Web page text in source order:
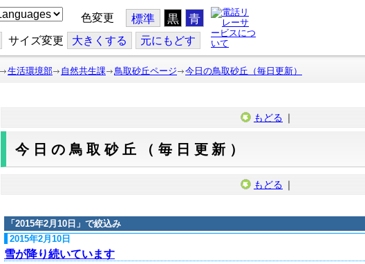
色変更 標準 黒 青
サイズ変更 大きくする 元にもどす
生活環境部 自然共生課 鳥取砂丘ページ 今日の鳥取砂丘（毎日更新）
もどる ｜
今日の鳥取砂丘（毎日更新）
もどる ｜
「 2015年2月10日 」で絞込み
2015年2月10日
雪が降り続いています